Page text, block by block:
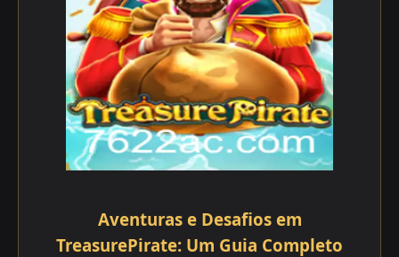
Aventuras e Desafios em
TreasurePirate: Um Guia Completo